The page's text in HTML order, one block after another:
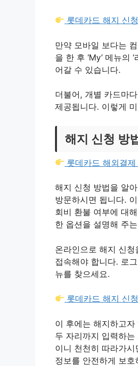
롯데카드 해지 신
만약 모바일 보다는
을 한 후 ‘My’ 메뉴의
어갈 수 있습니다.
더불어, 개별 카드마
제공됩니다. 이렇게
해지 신청 방
롯데카드 해외결제
해지 신청 방법을 알
방문하시면 됩니다.
회비 환불 여부에 대
한 옵션을 설명해 주
온라인으로 해지 신
접속해야 합니다. 로그
뉴를 찾으세요.
롯데카드 해지 신
이 후에는 해지하고
두 자리까지 입력하
이니 천천히 따라가
정보를 안전하게 보